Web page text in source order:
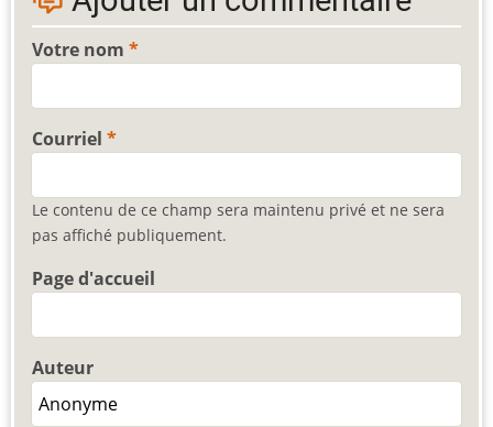
Votre nom
Courriel
Le contenu de ce champ sera maintenu privé et ne sera
pas affiché publiquement.
Page d'accueil
Auteur